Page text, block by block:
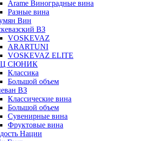
Arame Виноградные вина
Разные вина
Вин
ВЗ
VOSKEVAZ
ARARTUNI
VOSKEVAZ ELITE
СЮНИК
Классика
Большой объем
ВЗ
Классические вина
Большой объем
Сувенирные вина
Фруктовые вина
Нации